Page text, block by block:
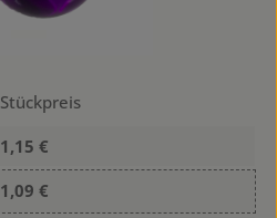
Stückpreis
1,15 €
1,09 €